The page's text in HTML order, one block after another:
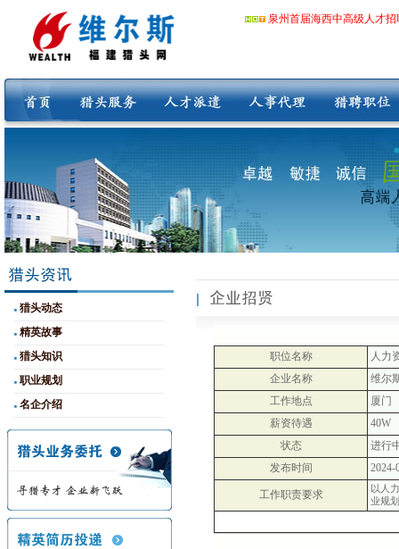
泉州首届海西中高级人才
猎头动态
精英故事
猎头知识
职业规划
名企介绍
职位名称
人力
企业名称
维尔
工作地点
厦门
薪资待遇
40W
状态
进行
发布时间
2024-
工作职责要求
以人
业规